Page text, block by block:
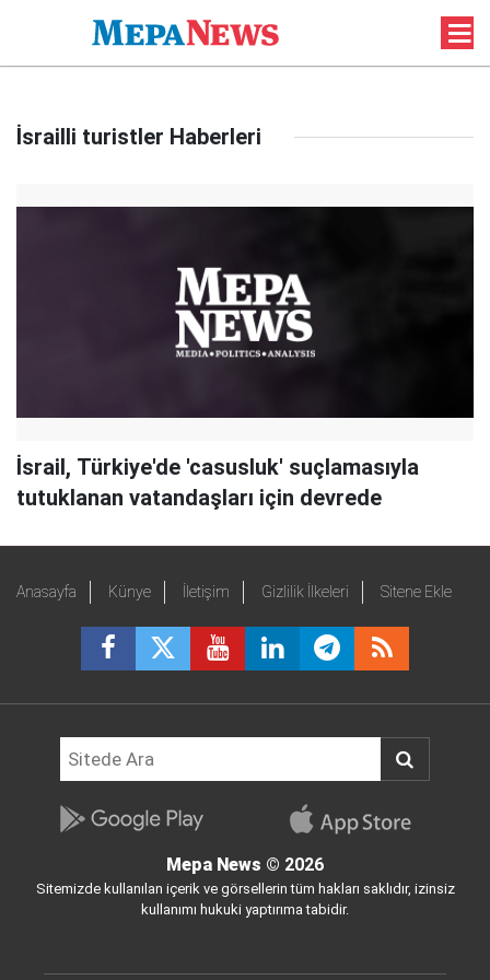
İsrailli turistler Haberleri
İsrail, Türkiye'de 'casusluk' suçlamasıyla
tutuklanan vatandaşları için devrede
Anasayfa Künye İletişim Gizlilik İlkeleri Sitene Ekle
Mepa News © 2026
Sitemizde kullanılan içerik ve görsellerin tüm hakları saklıdır, izinsiz
kullanımı hukuki yaptırıma tabidir.